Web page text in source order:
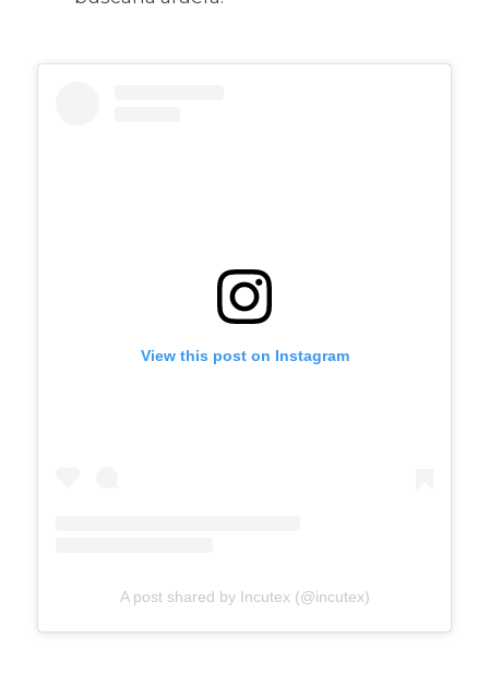
View this post on Instagram
A post shared by Incutex (@incutex)